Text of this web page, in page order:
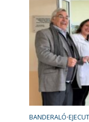
BANDERALÓ•